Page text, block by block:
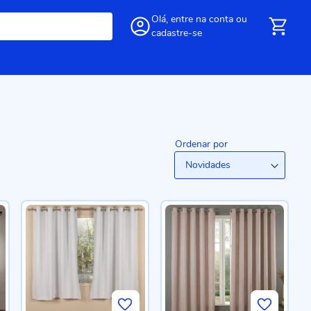
Olá, entre na conta ou
cadastre-se
Ordenar por